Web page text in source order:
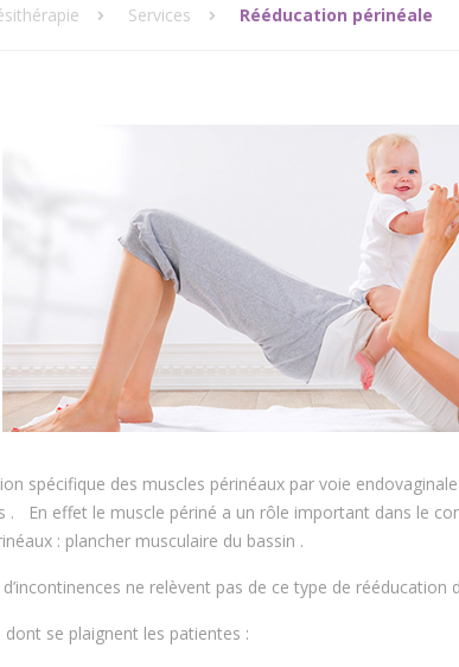
Services Rééducation périnéale
spécifique des muscles périnéaux par voie
. En effet le muscle périné a un rôle important dans le
: plancher musculaire du bassin .
ne relèvent pas de ce type de rééducation
se plaignent les patientes :